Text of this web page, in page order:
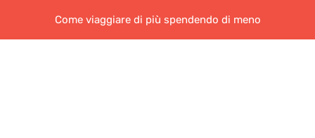
Come viaggiare di più spendendo di meno